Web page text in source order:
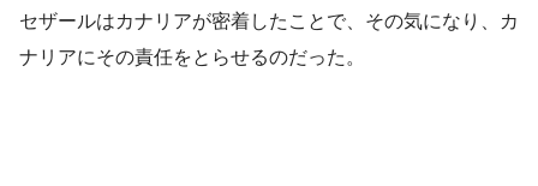
セザールはカナリアが密着したことで、その気になり、カ
ナリアにその責任をとらせるのだった。